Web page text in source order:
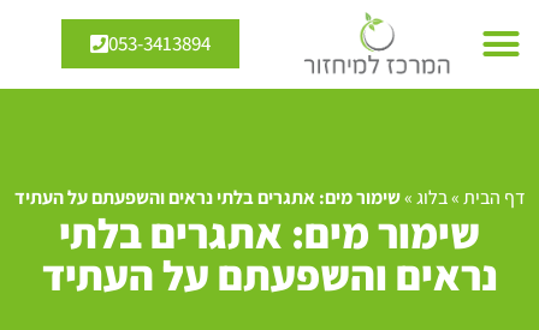
053-3413894
דף הבית»בלוג»שימור מים: אתגרים בלתי נראים והשפעתם על העתיד
שימור מים: אתגרים בלתי
נראים והשפעתם על העתיד